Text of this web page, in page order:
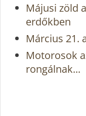
Májusi zöld
erdőkben
Március 21.
Motorosok
rongálnak...